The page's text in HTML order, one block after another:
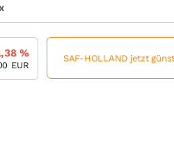
%
EUR
SAF-HOLLAND jetzt